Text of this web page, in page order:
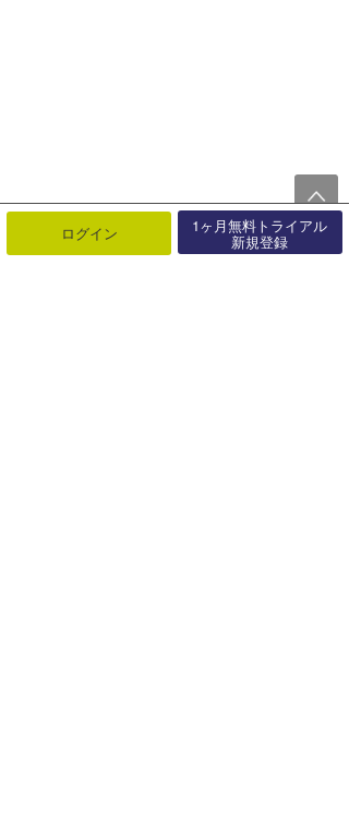
ログイン 1ヶ月無料トライアル
新規登録